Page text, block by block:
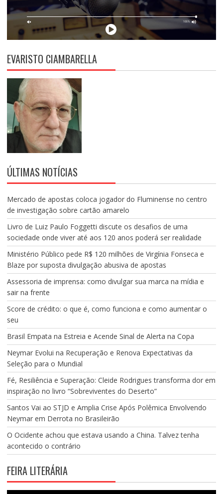
EVARISTO CIAMBARELLA
ÚLTIMAS NOTÍCIAS
Mercado de apostas coloca jogador do Fluminense no centro
de investigação sobre cartão amarelo
Livro de Luiz Paulo Foggetti discute os desafios de uma
sociedade onde viver até aos 120 anos poderá ser realidade
Ministério Público pede R$ 120 milhões de Virgínia Fonseca e
Blaze por suposta divulgação abusiva de apostas
Assessoria de imprensa: como divulgar sua marca na mídia e
sair na frente
Score de crédito: o que é, como funciona e como aumentar o
seu
Brasil Empata na Estreia e Acende Sinal de Alerta na Copa
Neymar Evolui na Recuperação e Renova Expectativas da
Seleção para o Mundial
Fé, Resiliência e Superação: Cleide Rodrigues transforma dor em
inspiração no livro “Sobreviventes do Deserto”
Santos Vai ao STJD e Amplia Crise Após Polêmica Envolvendo
Neymar em Derrota no Brasileirão
O Ocidente achou que estava usando a China. Talvez tenha
acontecido o contrário
FEIRA LITERÁRIA